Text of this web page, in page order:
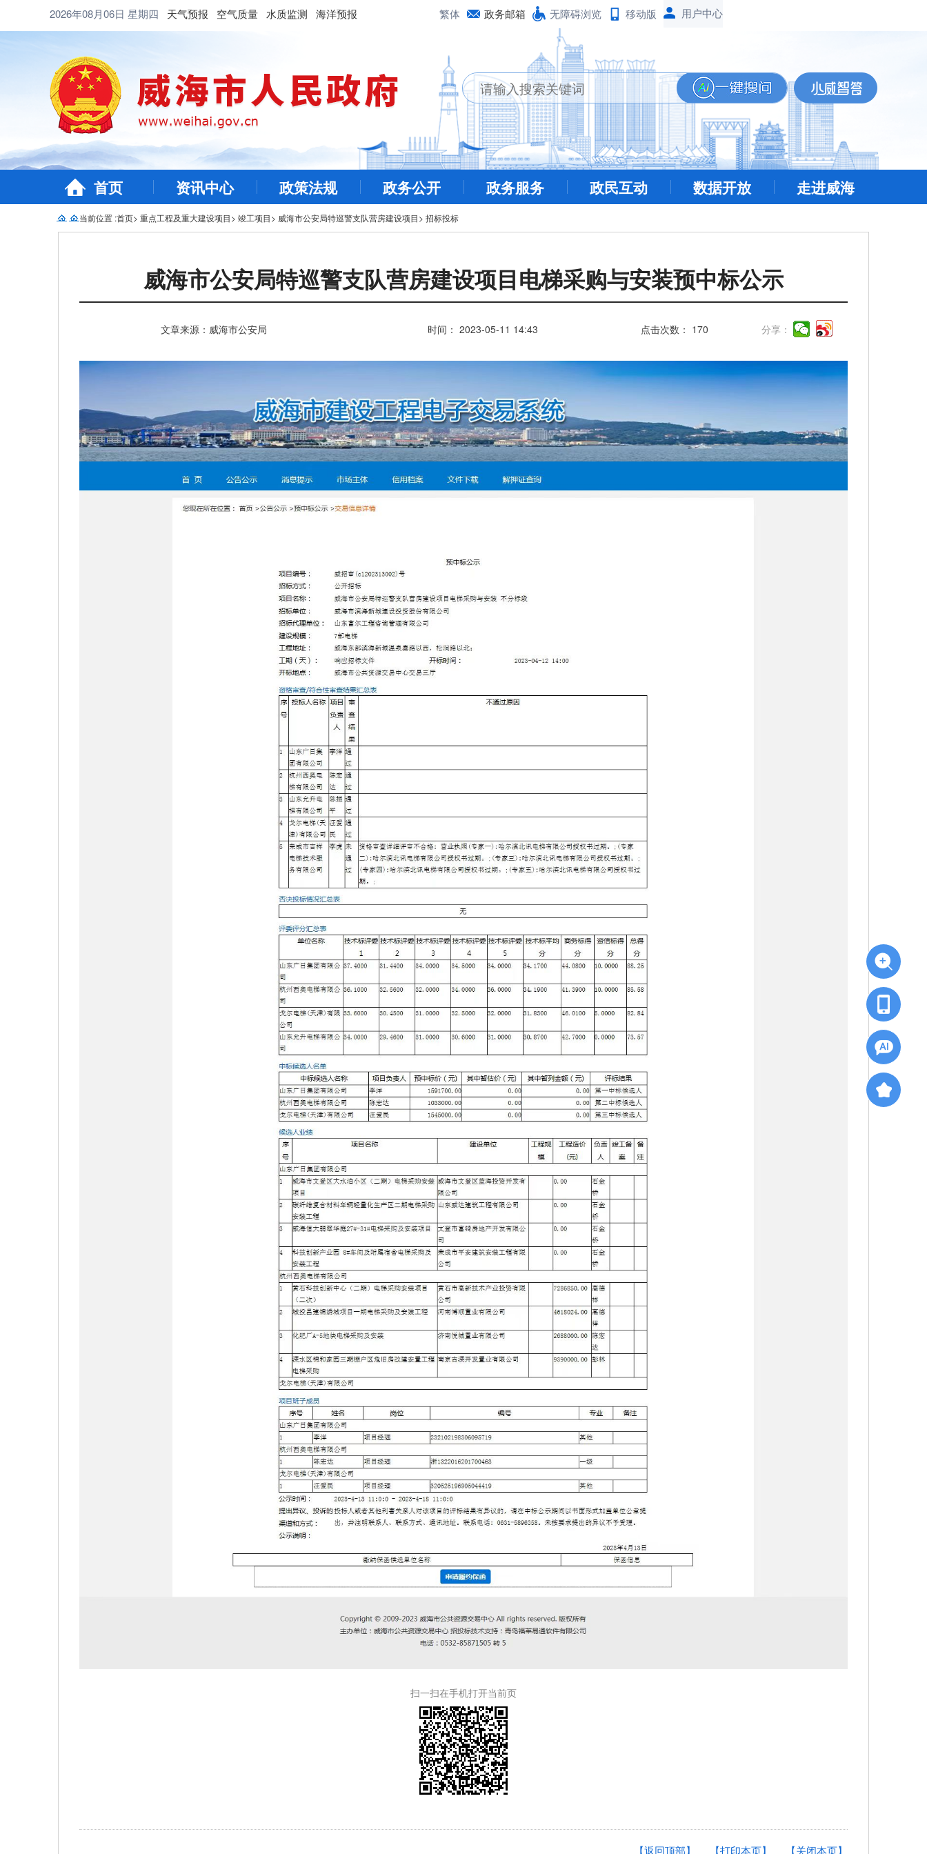
2026年08月06日 星期四 天气预报 空气质量 水质监测 海洋预报 繁体 政务邮箱 无障碍浏览 移动版
首页 资讯中心 政策法规 政务公开 政务服务 政民互动 数据开放 走进威海
当前位置 :首页> 重点工程及重大建设项目> 竣工项目> 威海市公安局特巡警支队营房建设项目> 招标投标
威海市公安局特巡警支队营房建设项目电梯采购与安装预中标公示
文章来源：威海市公安局 时间： 2023-05-11 14:43 点击次数： 170 分享：
扫一扫在手机打开当前页
【关闭本页】
【打印本页】
【返回顶部】